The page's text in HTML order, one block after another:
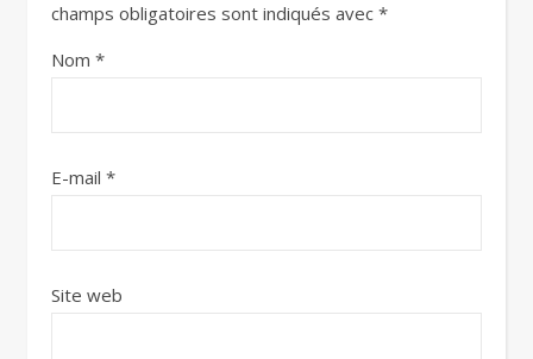
champs obligatoires sont indiqués avec *
Nom *
E-mail *
Site web